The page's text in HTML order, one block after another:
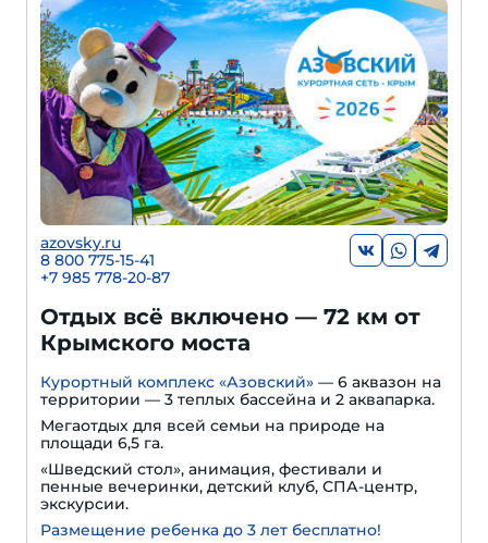
azovsky.ru
8 800 775-15-41
+7 985 778-20-87
Отдых всё включено — 72 км от
Крымского моста
Курортный комплекс «Азовский» — 6 аквазон на
территории — 3 теплых бассейна и 2 аквапарка.
Мегаотдых для всей семьи на природе на
площади 6,5 га.
«Шведский стол», анимация, фестивали и
пенные вечеринки, детский клуб, СПА-центр,
экскурсии.
Размещение ребенка до 3 лет бесплатно!